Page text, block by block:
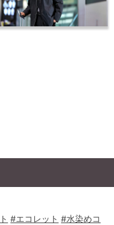
#エコレット #水染めコ